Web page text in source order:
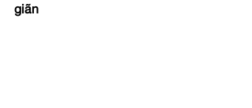
giãn